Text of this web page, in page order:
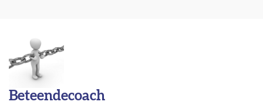
Beteendecoach